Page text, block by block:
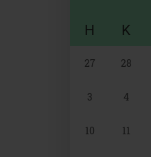
választó
H K
27 28
3 4
10 11